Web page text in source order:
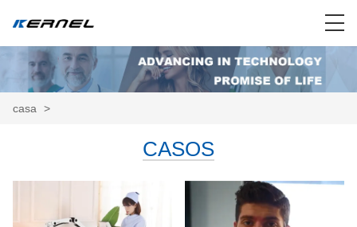
casa >
CASOS